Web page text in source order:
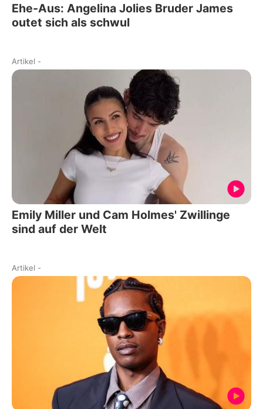
Ehe-Aus: Angelina Jolies Bruder James
outet sich als schwul
Artikel -
Emily Miller und Cam Holmes' Zwillinge
sind auf der Welt
Artikel -